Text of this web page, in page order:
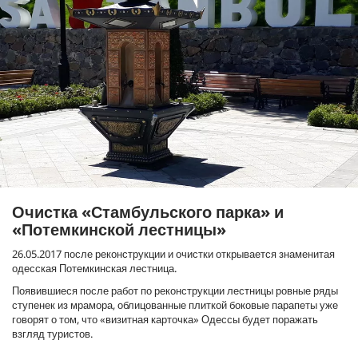
Очистка «Стамбульского парка» и
«Потемкинской лестницы»
26.05.2017 после реконструкции и очистки открывается знаменитая
одесская Потемкинская лестница.
Появившиеся после работ по реконструкции лестницы ровные ряды
ступенек из мрамора, облицованные плиткой боковые парапеты уже
говорят о том, что «визитная карточка» Одессы будет поражать
взгляд туристов.